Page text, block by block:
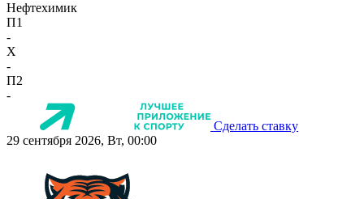
Нефтехимик
П1
-
X
-
П2
-
Сделать ставку
29 сентября 2026, Вт, 00:00